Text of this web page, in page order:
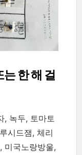
한 해 걸
, 녹두, 토마토
시드잼, 체리
미국노랑방울,